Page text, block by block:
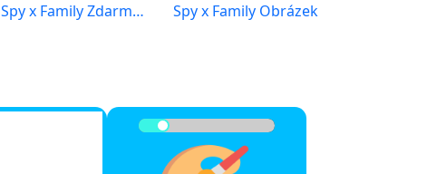
Spy x Family Zdarma pro Děti Spy x Family Obrázek